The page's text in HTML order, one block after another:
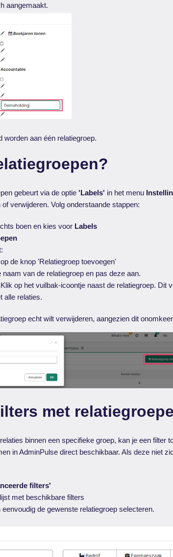
aangemaakt.
worden aan één relatiegroep.
gebeurt via de optie'Labels' in het menu
verwijderen. Volg onderstaande stappen:
boen en kies voor Labels
de knop 'Relatiegroep toevoegen'
naam van de relatiegroep en pas deze aan.
Klik op het vuilbak-icoontje naast de relatiegroep. Dit
alle relaties.
echt wilt verwijderen, aangezien dit
met
binnen een specifieke groep, kan je een filter
in AdminPulse direct beschikbaar. Als deze niet
filters'
met beschikbare filters
de gewenste relatiegroep selecteren.